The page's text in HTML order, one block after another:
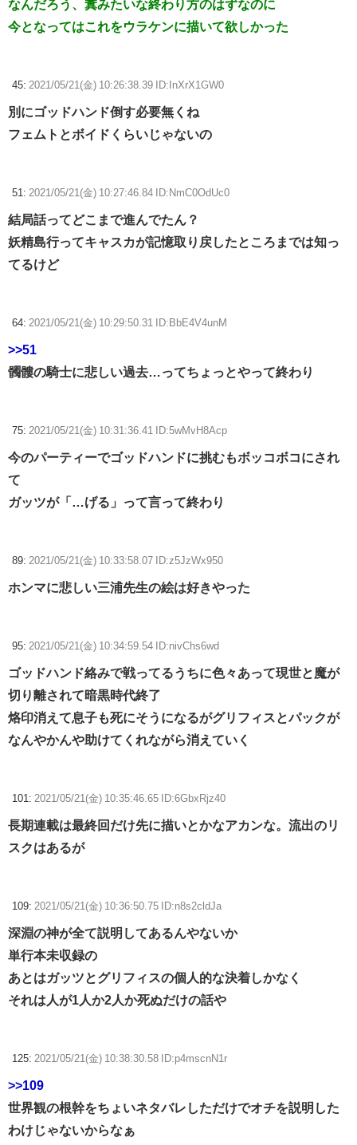
なんだろう、糞みたいな終わり方のはずなのに
今となってはこれをウラケンに描いて欲しかった
45: 2021/05/21(金) 10:26:38.39 ID:InXrX1GW0
別にゴッドハンド倒す必要無くね
フェムトとボイドくらいじゃないの
51: 2021/05/21(金) 10:27:46.84 ID:NmC0OdUc0
結局話ってどこまで進んでたん？
妖精島行ってキャスカが記憶取り戻したところまでは知っ
てるけど
64: 2021/05/21(金) 10:29:50.31 ID:BbE4V4unM
>>51
髑髏の騎士に悲しい過去…ってちょっとやって終わり
75: 2021/05/21(金) 10:31:36.41 ID:5wMvH8Acp
今のパーティーでゴッドハンドに挑むもボッコボコにされ
て
ガッツが「…げる」って言って終わり
89: 2021/05/21(金) 10:33:58.07 ID:z5JzWx950
ホンマに悲しい三浦先生の絵は好きやった
95: 2021/05/21(金) 10:34:59.54 ID:nivChs6wd
ゴッドハンド絡みで戦ってるうちに色々あって現世と魔が
切り離されて暗黒時代終了
烙印消えて息子も死にそうになるがグリフィスとパックが
なんやかんや助けてくれながら消えていく
101: 2021/05/21(金) 10:35:46.65 ID:6GbxRjz40
長期連載は最終回だけ先に描いとかなアカンな。流出のリ
スクはあるが
109: 2021/05/21(金) 10:36:50.75 ID:n8s2cldJa
深淵の神が全て説明してあるんやないか
単行本未収録の
あとはガッツとグリフィスの個人的な決着しかなく
それは人が1人か2人か死ぬだけの話や
125: 2021/05/21(金) 10:38:30.58 ID:p4mscnN1r
>>109
世界観の根幹をちょいネタバレしただけでオチを説明した
わけじゃないからなぁ